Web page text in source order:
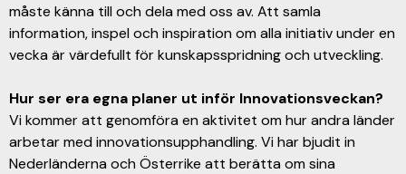
måste känna till och dela med oss av. Att samla
information, inspel och inspiration om alla initiativ under en
vecka är värdefullt för kunskapsspridning och utveckling.
Hur ser era egna planer ut inför Innovationsveckan?
Vi kommer att genomföra en aktivitet om hur andra länder
arbetar med innovationsupphandling. Vi har bjudit in
Nederländerna och Österrike att berätta om sina